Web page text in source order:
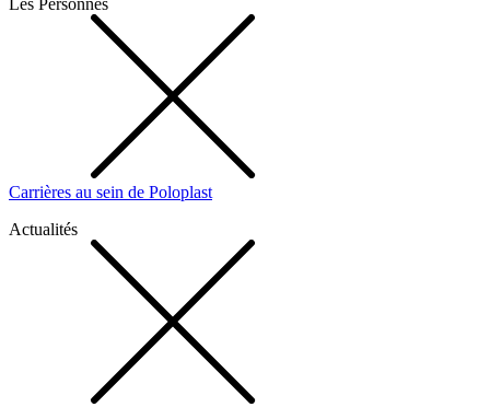
Les Personnes
Carrières au sein de Poloplast
Actualités